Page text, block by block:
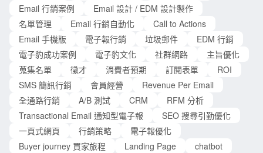
Email 行銷案例
Email 設計 / EDM 設計製作
名單管理
Email 行銷自動化
Call to Actions
Email 手機版
電子報行銷 垃圾郵件
EDM 行銷
電子豹成功案例
電子豹文化 社群網路
主旨優化
蒐集名單
徵才 消費者預期 訂閱表單
ROI
SMS 簡訊行銷
會員經營
Revenue Per Email
全通路行銷
A/B 測試 CRM
RFM 分析
Transactional Email 通知型電子報
SEO 搜尋引勤優化
一頁式網頁
行銷策略
電子報優化
Buyer journey 買家旅程
Landing Page
chatbot